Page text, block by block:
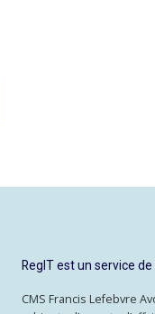
RegIT est un service
CMS Francis Lefebvre